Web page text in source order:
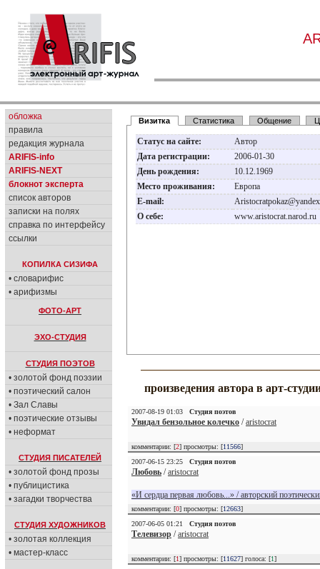
обложка
правила
редакция журнала
ARIFIS-info
ARIFIS-NEXT
блокнот эксперта
список авторов
записки на полях
справка по интерфейсу
ссылки
КОПИЛКА СИЗИФА
• словарифис
• арифизмы
ФОТО-АРТ
ЭХО-СТУДИЯ
СТУДИЯ ПОЭТОВ
• золотой фонд поэзии
• поэтический салон
• Зал Славы
• поэтические отзывы
• неформат
СТУДИЯ ПИСАТЕЛЕЙ
• золотой фонд прозы
• публицистика
• загадки творчества
СТУДИЯ ХУДОЖНИКОВ
• золотая коллекция
• мастер-класс
Визитка Статистика Общение
Статус на сайте:
Автор
Дата регистрации:
2006-01-30
День рождения:
10.12.1969
Место проживания:
Европа
E-mail:
О себе:
www.aristocrat.narod.ru
произведения автора в арт-
2007-08-19 01:03 Студия поэтов
Увидал бензольное колечко /aristocrat
комментарии: [2] просмотры: [11566]
2007-06-15 23:25
Студия поэтов
Любовь /aristocrat
«И сердца первая любовь...» / авторский
комментарии: [0] просмотры: [12663]
2007-06-05 01:21
Студия поэтов
Телевизор /aristocrat
комментарии: [1] просмотры: [11627] голоса: [1]